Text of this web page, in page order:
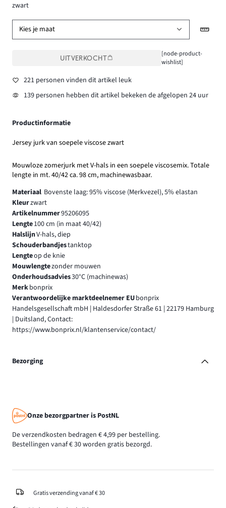
zwart
Kies je maat
UITVERKOCHT
[node-product-
wishlist]
221 personen vinden dit artikel leuk
139 personen hebben dit artikel bekeken de afgelopen 24 uur
Productinformatie
Jersey jurk van soepele viscose zwart
Mouwloze zomerjurk met V-hals in een soepele viscosemix. Totale
lengte in mt. 40/42 ca. 98 cm, machinewasbaar.
Materiaal Bovenste laag: 95% viscose (Merkvezel), 5% elastan
Kleurzwart
Artikelnummer95206095
Lengte100 cm (in maat 40/42)
HalslijnV-hals, diep
Schouderbandjestanktop
Lengteop de knie
Mouwlengtezonder mouwen
Onderhoudsadvies30°C (machinewas)
Merkbonprix
Verantwoordelijke marktdeelnemer EUbonprix
Handelsgesellschaft mbH | Haldesdorfer Straße 61 | 22179 Hamburg
| Duitsland, Contact:
https://www.bonprix.nl/klantenservice/contact/
Bezorging
Onze bezorgpartner is PostNL
De verzendkosten bedragen € 4,99 per bestelling.
Bestellingen vanaf € 30 worden gratis bezorgd.
Gratis verzending vanaf € 30